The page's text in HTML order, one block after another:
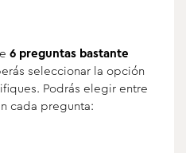
6 preguntas bastante
seleccionar la opción
Podrás elegir entre
cada pregunta: